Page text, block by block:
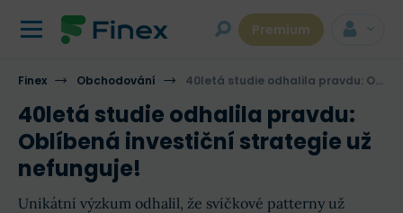
Premium
Finex Obchodování 40letá studie odhalila pravdu: Oblíbená investiční strategie už nefunguje!
40letá studie odhalila pravdu:
Oblíbená investiční strategie už
nefunguje!
Unikátní výzkum odhalil, že svíčkové patterny už